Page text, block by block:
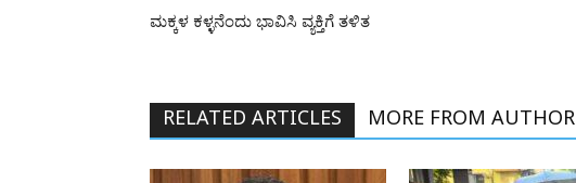
ಮಕ್ಕಳ ಕಳ್ಳನೆಂದು ಭಾವಿಸಿ ವ್ಯಕ್ತಿಗೆ ತಳಿತ
RELATED ARTICLES MORE FROM AUTHOR